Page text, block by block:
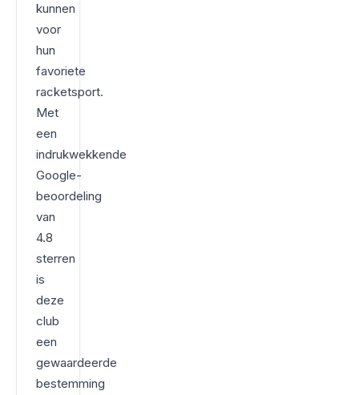
kunnen
voor
hun
favoriete
racketsport.
Met
een
indrukwekkende
Google-
beoordeling
van
4.8
sterren
is
deze
club
een
gewaardeerde
bestemming